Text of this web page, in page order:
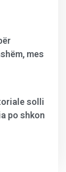
mes
solli
po shkon